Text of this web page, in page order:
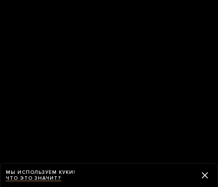
МЫ ИСПОЛЬЗУЕМ КУКИ!
ЧТО ЭТО ЗНАЧИТ?